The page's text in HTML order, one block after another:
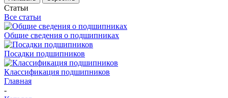
Статьи
Все статьи
Общие сведения о подшипниках
Посадки подшипников
Классификация подшипников
Главная
-